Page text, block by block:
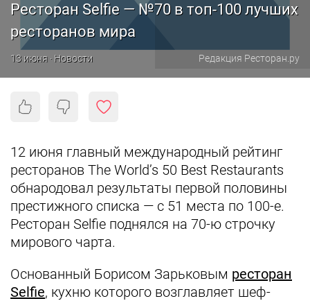
Ресторан Selfie — №70 в топ-100 лучших
ресторанов мира
13 июня · Новости Редакция Ресторан.ру
12 июня главный международный рейтинг
ресторанов The World’s 50 Best Restaurants
обнародовал результаты первой половины
престижного списка — с 51 места по 100-е.
Ресторан Selfie поднялся на 70-ю строчку
мирового чарта.
Основанный Борисом Зарьковым ресторан
Selfie, кухню которого возглавляет шеф-